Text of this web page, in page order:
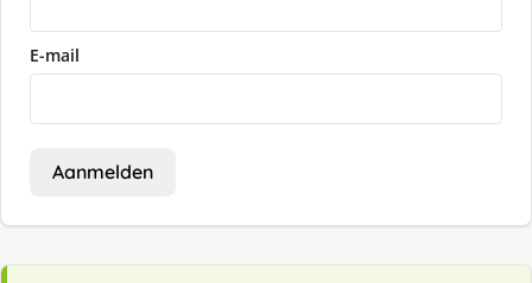
E-mail
Aanmelden